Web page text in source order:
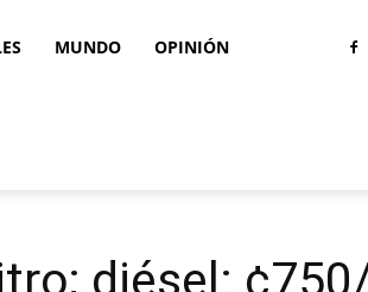
MUNDO OPINIÓN
diésel: